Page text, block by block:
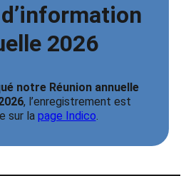
2026
notre Réunion annuelle
, l’enregistrement est
sur la page Indico.